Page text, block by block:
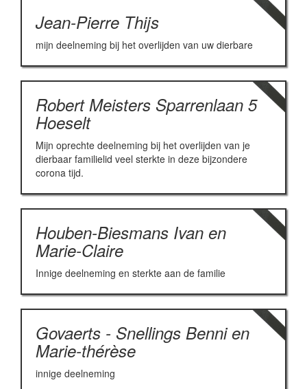
Jean-Pierre Thijs
mijn deelneming bij het overlijden van uw dierbare
Robert Meisters Sparrenlaan 5
Hoeselt
Mijn oprechte deelneming bij het overlijden van je
dierbaar familielid veel sterkte in deze bijzondere
corona tijd.
Houben-Biesmans Ivan en
Marie-Claire
Innige deelneming en sterkte aan de familie
Govaerts - Snellings Benni en
Marie-thérèse
innige deelneming